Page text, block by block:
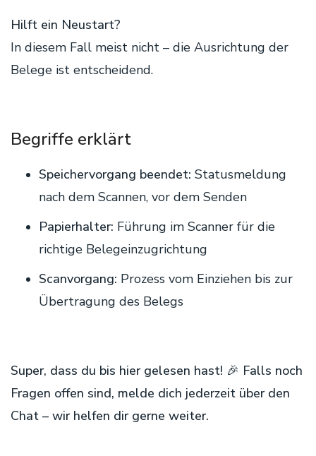
Hilft ein Neustart?
In diesem Fall meist nicht – die Ausrichtung der
Belege ist entscheidend.
Begriffe erklärt
Speichervorgang beendet: Statusmeldung
nach dem Scannen, vor dem Senden
Papierhalter: Führung im Scanner für die
richtige Belegeinzugrichtung
Scanvorgang: Prozess vom Einziehen bis zur
Übertragung des Belegs
Super, dass du bis hier gelesen hast! 🎉 Falls noch
Fragen offen sind, melde dich jederzeit über den
Chat – wir helfen dir gerne weiter.